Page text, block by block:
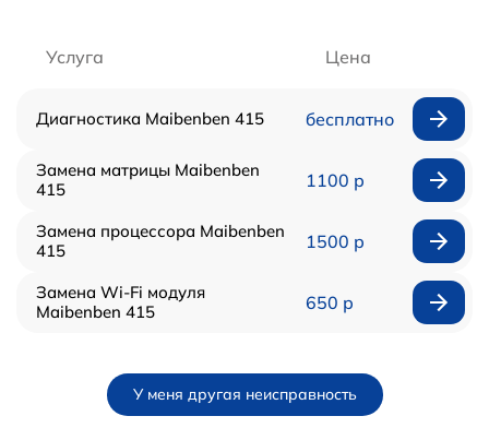
Услуга Цена
Диагностика Maibenben 415 бесплатно
Замена матрицы Maibenben
415
1100 р
Замена процессора Maibenben
415
1500 р
Замена Wi-Fi модуля
Maibenben 415
650 р
У меня другая неисправность